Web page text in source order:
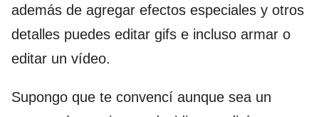
además de agregar efectos especiales y otros
detalles puedes editar gifs e incluso armar o
editar un vídeo.
Supongo que te convencí aunque sea un